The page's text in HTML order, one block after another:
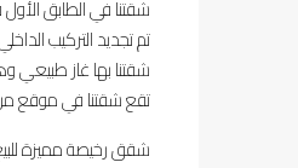
شقتنا في الطابق
تم تجديد التركيب
شقتنا بها غاز طبيعي
تقع شقتنا في موقع
شقق رخيصة مميزة